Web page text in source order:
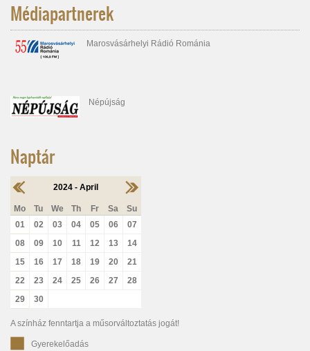
Naptár
2024 - April
Mo Tu We Th Fr Sa
Su
01
02 03 04 05 06
07
08
09 10 11 12 13
14
15
16 17 18 19 20
21
22
23 24 25 26 27
28
29
30
A színház fenntartja a műsorváltoztatás jogát!
Gyerekelőadás
Médiapartnerek
Marosvásárhelyi Rádió Románia
Népújság